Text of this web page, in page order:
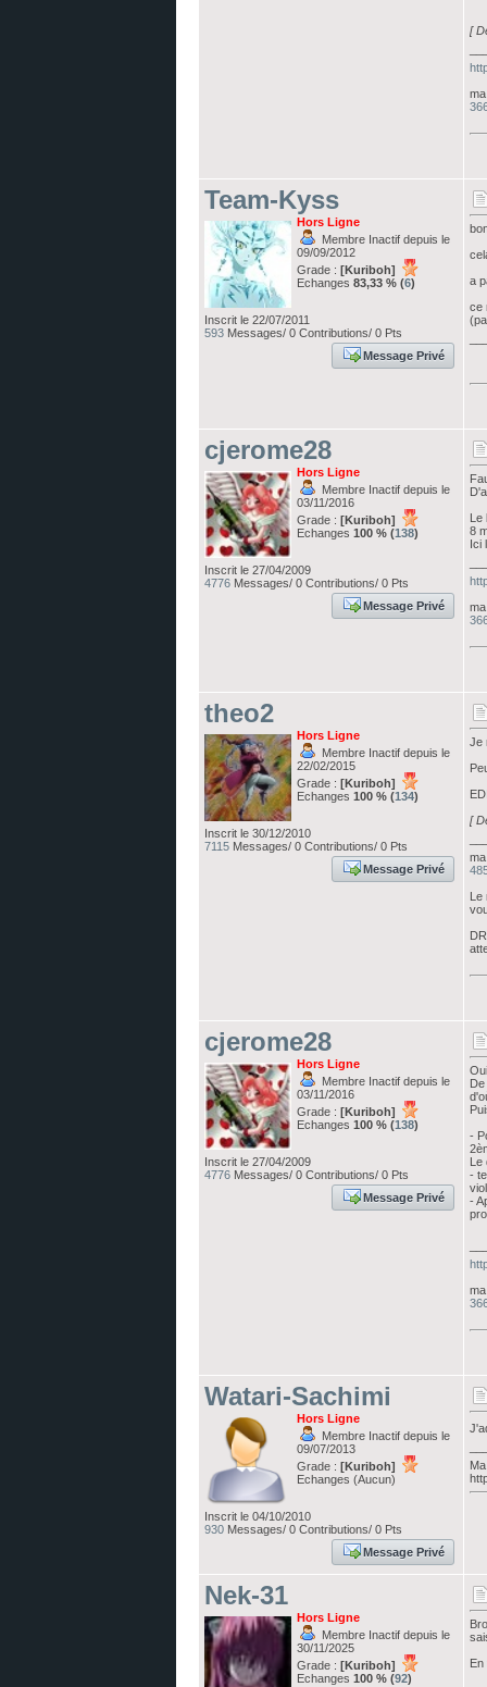
[
Team-Kyss
Hors Ligne
Membre Inactif depuis le
09/09/2012
Grade : [Kuriboh]
Echanges 83,33 % (6)
Inscrit le 22/07/2011
593 Messages/ 0 Contributions/ 0 Pts
Message Privé
a
ce
cjerome28
Hors Ligne
Membre Inactif depuis le
03/11/2016
Grade : [Kuriboh]
Echanges 100 % (138)
Inscrit le 27/04/2009
4776 Messages/ 0 Contributions/ 0 Pts
Message Privé
Le
8
Ici
theo2
Hors Ligne
Membre Inactif depuis le
22/02/2015
Grade : [Kuriboh]
Echanges 100 % (134)
Inscrit le 30/12/2010
7115 Messages/ 0 Contributions/ 0 Pts
Message Privé
Je
[
Le
cjerome28
Hors Ligne
Membre Inactif depuis le
03/11/2016
Grade : [Kuriboh]
Echanges 100 % (138)
Inscrit le 27/04/2009
4776 Messages/ 0 Contributions/ 0 Pts
Message Privé
-
Le
-
-
Watari-Sachimi
Hors Ligne
Membre Inactif depuis le
09/07/2013
Grade : [Kuriboh]
Echanges (Aucun)
Inscrit le 04/10/2010
930 Messages/ 0 Contributions/ 0 Pts
Message Privé
Nek-31
Hors Ligne
Membre Inactif depuis le
30/11/2025
Grade : [Kuriboh]
Echanges 100 % (92)